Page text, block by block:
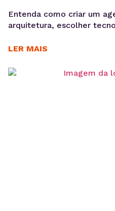
Entenda como criar um
arquitetura, escolher
considerando integrações,
vai além de escolher um
LER MAIS